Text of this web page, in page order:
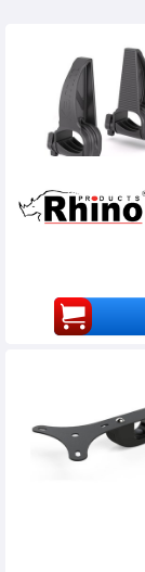
SERVICE
INCHIRIERI
BLOG
AUTENTIFICARE